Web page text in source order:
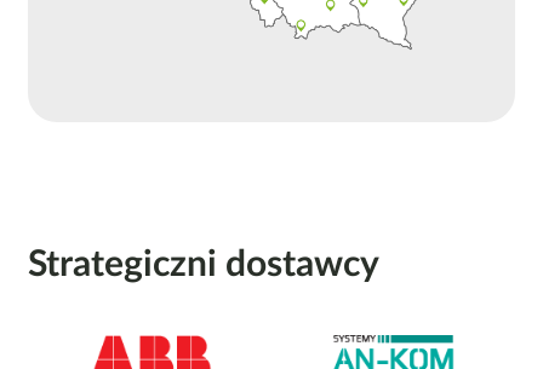
Strategiczni dostawcy